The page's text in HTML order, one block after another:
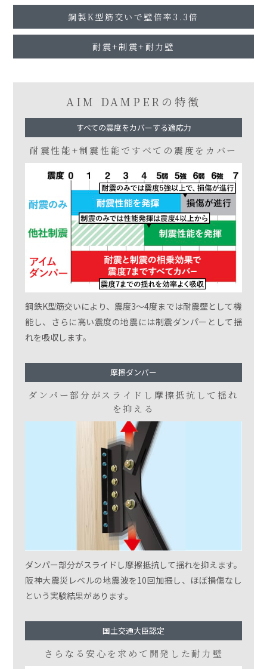
鋼製K型筋交いで 壁倍率3.3倍
耐震+制震+耐力壁
AIM DAMPERの特徴
すべての震度をカバーする適応力
耐震性能+制震性能で すべての震度をカバー
鋼鉄K型筋交いにより、震度3〜4度までは耐震壁として機
能し、さらに高い震度の地震には制震ダンパーとして揺
れを吸収します。
摩擦ダンパー
ダンパー部分がスライドし 摩擦抵抗して揺れ
を抑える
ダンパー部分がスライドし摩擦抵抗して揺れを抑えます。
阪神大震災レベルの地震波を10回加振し、ほぼ損傷なし
という実験結果があります。
国土交通大臣認定
さらなる安心を求めて 開発した耐力壁